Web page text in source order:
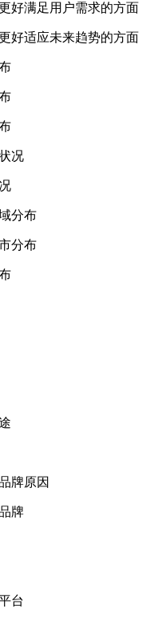
好满足用户需求的方面
好适应未来趋势的方面
况
分布
分布
牌原因
牌
台